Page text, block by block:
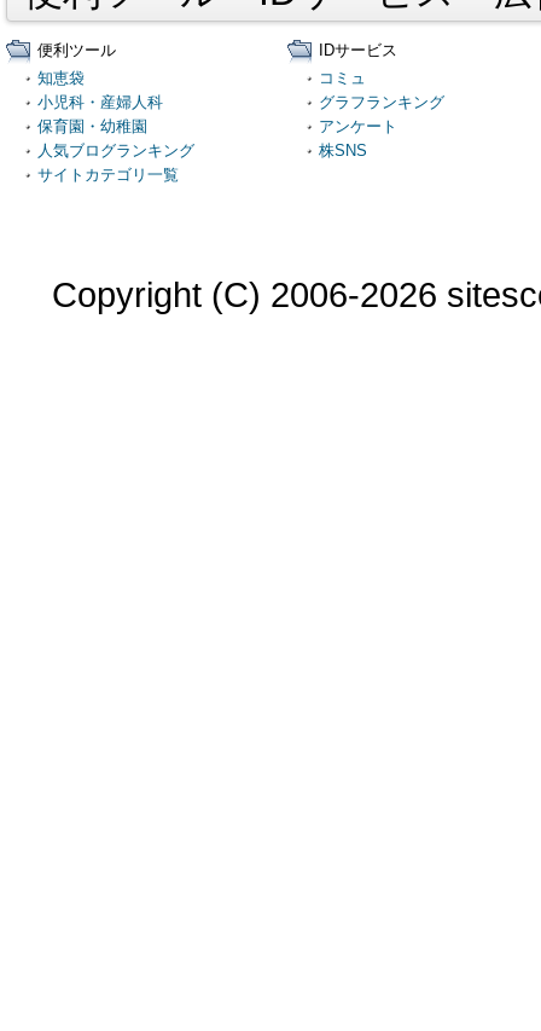
便利ツール
知恵袋
小児科・産婦人科
保育園・幼稚園
人気ブログランキング
サイトカテゴリ一覧
IDサービス
コミュ
グラフランキング
アンケート
株SNS
Copyright (C) 2006-2026